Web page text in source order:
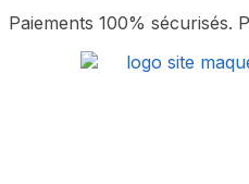
Paiements 100% sécurisés.